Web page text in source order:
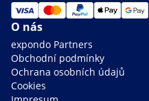
O nás
expondo Partners
Obchodní podmínky
Ochrana osobních údajů
Cookies